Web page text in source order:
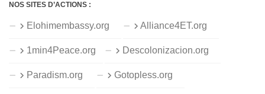
NOS SITES D’ACTIONS :
Elohimembassy.org Alliance4ET.org
1min4Peace.org Descolonizacion.org
Paradism.org Gotopless.org